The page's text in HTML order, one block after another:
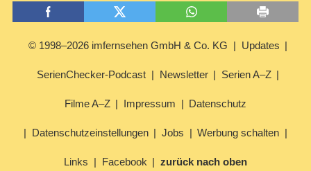
© 1998–2026 imfernsehen GmbH & Co. KG Updates
SerienChecker-Podcast Newsletter Serien A–Z
Filme A–Z Impressum Datenschutz
Datenschutzeinstellungen Jobs Werbung schalten
Links Facebook zurück nach oben